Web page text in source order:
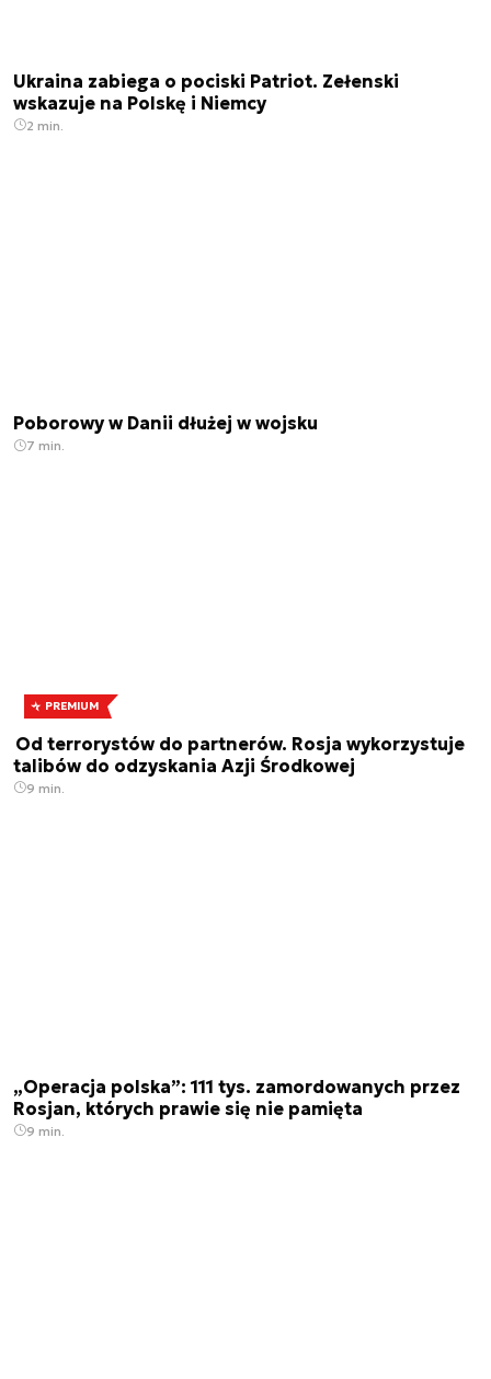
Ukraina zabiega o pociski Patriot. Zełenski
wskazuje na Polskę i Niemcy
2 min.
Poborowy w Danii dłużej w wojsku
7 min.
PREMIUM
Od terrorystów do partnerów. Rosja wykorzystuje
talibów do odzyskania Azji Środkowej
9 min.
„Operacja polska”: 111 tys. zamordowanych przez
Rosjan, których prawie się nie pamięta
9 min.